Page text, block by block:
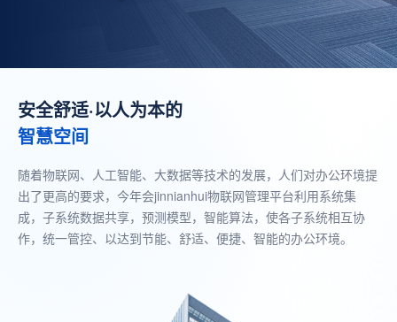
安全舒适·以人为本的
智慧空间
随着物联网、人工智能、大数据等技术的发展，人们对办公环境提
出了更高的要求，今年会jinnianhui物联网管理平台利用系统集
成，子系统数据共享，预测模型，智能算法，使各子系统相互协
作，统一管控、以达到节能、舒适、便捷、智能的办公环境。